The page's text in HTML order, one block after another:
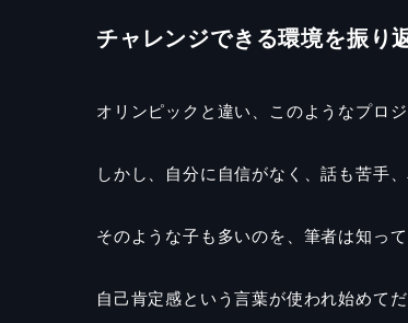
チャレンジできる環境を振り
オリンピックと違い、このようなプロ
しかし、自分に自信がなく、話も苦手
そのような子も多いのを、筆者は知って
自己肯定感という言葉が使われ始めてだ